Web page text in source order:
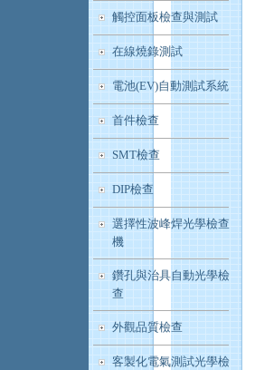
觸控面板檢查與測試
在線燒錄測試
電池(EV)自動測試系統
首件檢查
SMT檢查
DIP檢查
選擇性波峰焊光學檢查
機
鑽孔與治具自動光學檢
查
外觀品質檢查
客製化電氣測試光學檢